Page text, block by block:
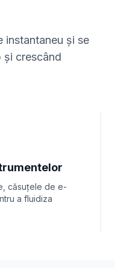
instantaneu și se
și crescând
căsuțele de e-
a fluidiza